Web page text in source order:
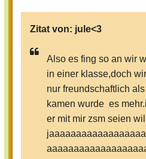
Zitat von: jule<3
Also es fing so an wir
in einer klasse,doch
nur freundschaftlich
kamen wurde es
er mit mir zsm seien